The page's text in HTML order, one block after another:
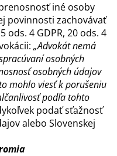
iné osoby
povinnosti zachovávať
ods. 4 GDPR, 20 ods. 4
„Advokát nemá
osobných
osobných údajov
mohlo viesť k porušeniu
podľa tohto
podať sťažnosť
alebo Slovenskej